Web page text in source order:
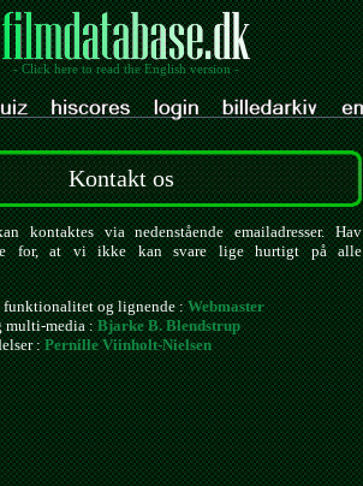
- Click here to read the English version -
Kontakt os
kontaktes via nedenstående emailadresser. Hav
for, at vi ikke kan svare lige hurtigt på alle
funktionalitet og lignende :Webmaster
multi-media :Bjarke B. Blendstrup
:Pernille Viinholt-Nielsen